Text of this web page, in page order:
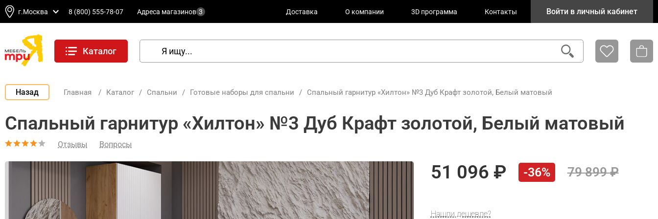
г.Москва 8 (800) 555-78-07 Адреса магазинов 3 Доставка О компании 3D программа Контакты Войти в личный кабинет
Каталог
Назад Главная / Каталог / Спальни / Готовые наборы для спальни / Спальный гарнитур «Хилтон» №3 Дуб Крафт золотой, Белый матовый
Спальный гарнитур «Хилтон» №3 Дуб Крафт золотой, Белый матовый
Отзывы Вопросы
51 096 -36% 79 899
Нашли дешевле?